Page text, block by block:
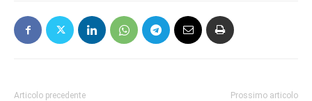
Articolo precedente Prossimo articolo